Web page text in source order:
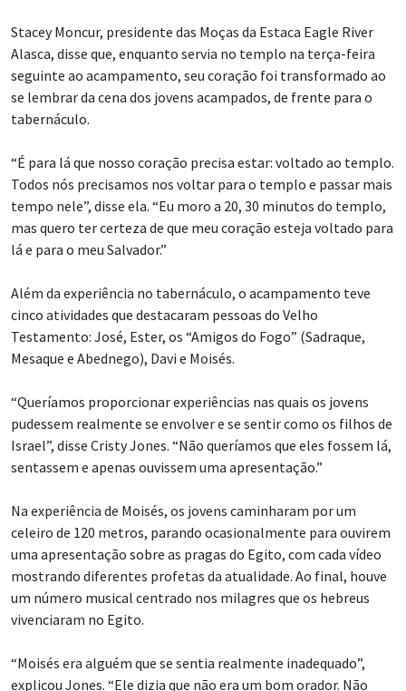
Stacey Moncur, presidente das Moças da Estaca Eagle River
Alasca, disse que, enquanto servia no templo na terça-feira
seguinte ao acampamento, seu coração foi transformado ao
se lembrar da cena dos jovens acampados, de frente para o
tabernáculo.
“É para lá que nosso coração precisa estar: voltado ao templo.
Todos nós precisamos nos voltar para o templo e passar mais
tempo nele”, disse ela. “Eu moro a 20, 30 minutos do templo,
mas quero ter certeza de que meu coração esteja voltado para
lá e para o meu Salvador.”
Além da experiência no tabernáculo, o acampamento teve
cinco atividades que destacaram pessoas do Velho
Testamento: José, Ester, os “Amigos do Fogo” (Sadraque,
Mesaque e Abednego), Davi e Moisés.
“Queríamos proporcionar experiências nas quais os jovens
pudessem realmente se envolver e se sentir como os filhos de
Israel”, disse Cristy Jones. “Não queríamos que eles fossem lá,
sentassem e apenas ouvissem uma apresentação.”
Na experiência de Moisés, os jovens caminharam por um
celeiro de 120 metros, parando ocasionalmente para ouvirem
uma apresentação sobre as pragas do Egito, com cada vídeo
mostrando diferentes profetas da atualidade. Ao final, houve
um número musical centrado nos milagres que os hebreus
vivenciaram no Egito.
“Moisés era alguém que se sentia realmente inadequado”,
explicou Jones. “Ele dizia que não era um bom orador. Não